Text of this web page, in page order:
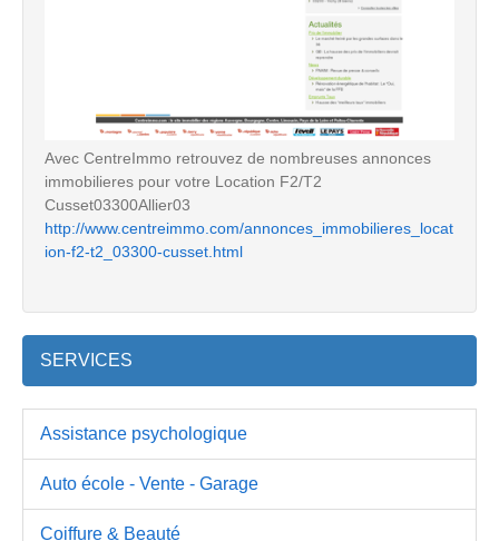
Avec CentreImmo retrouvez de nombreuses annonces
immobilieres pour votre Location F2/T2
Cusset03300Allier03
http://www.centreimmo.com/annonces_immobilieres_locat
ion-f2-t2_03300-cusset.html
SERVICES
Assistance psychologique
Auto école - Vente - Garage
Coiffure & Beauté